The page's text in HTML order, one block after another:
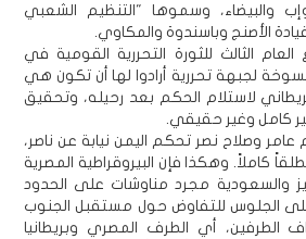
والبيضاء، وسموها "التنظيم الشعبي
الأصنج وباسندوة والمكاوي.
الثالث للثورة التحررية القومية في
لجبهة تحررية أرادوا لها أن تكون هي
لاستلام الحكم بعد رحيله، وتحقيق
كامل وغير حقيقي.
عامر وصلاح نصر تحكم اليمن نيابة عن ناصر،
كاملاً. وهكذا فإن البيروقراطية المصرية
والسعودية مجرد مناوشات على الحدود
الجلوس للتفاوض حول مستقبل الجنوب
الطرفين، أي الطرف المصري وبريطانيا